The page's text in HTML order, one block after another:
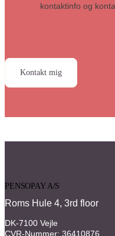
kontaktinfo og
PENSOPAY A/S
Roms Hule 4, 3rd floor
DK-7100 Vejle
CVR-Nummer: 36410876